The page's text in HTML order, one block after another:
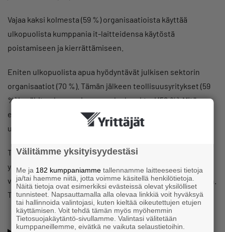
Vajaa kaksi kolmesta (59 %) organisaatioista käyttää
ulkopuolista kumppania it-laitteidensa käytöstä
poistamiseen ja kierrättämiseen.
Eniten ulkopuolista apua hyödyntävät julkisen sektorin
organisaatiot (70 %). Tämän jälkeen teollisuusyritykset (59
%) ja vähiten kauppa ja muu palvelusektori (52 %). Mitä
enemmän organisaatiossa on työntekijöitä, sitä useammin
ulkopuolisia kumppaneita käytetään.
Tietoturvariskien välttämistä pidetään merkittävimpänä
yksittäisenä syynä käyttää ulkopuolisia palveluja laitteiden
vastuulliseen ja tietoturvalliseen käytöstä poistoon liittyen.
Tätä mieltä on reilusti yli puolet vastaajista (57 %).
Oletko jo Suomen Yrittäjien jäsen? Lue lisää jäsenyyden
Välitämme yksityisyydestäsi
Me ja 182 kumppaniamme tallennamme laitteeseesi tietoja
ja/tai haemme niitä, jotta voimme käsitellä henkilötietoja.
Näitä tietoja ovat esimerkiksi evästeissä olevat yksilölliset
tunnisteet. Napsauttamalla alla olevaa linkkiä voit hyväksyä
tai hallinnoida valintojasi, kuten kieltää oikeutettujen etujen
käyttämisen. Voit tehdä tämän myös myöhemmin
Tietosuojakäytäntö-sivullamme. Valintasi välitetään
kumppaneillemme, eivätkä ne vaikuta selaustietoihin.